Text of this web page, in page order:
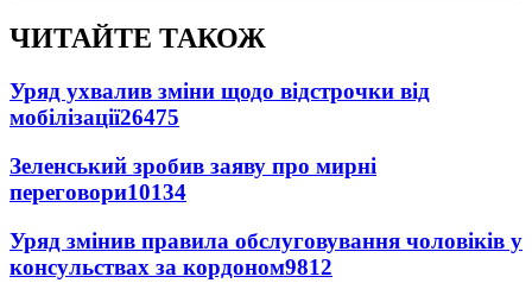
ЧИТАЙТЕ ТАКОЖ
Уряд ухвалив зміни щодо відстрочки від
мобілізації26475
Зеленський зробив заяву про мирні
переговори10134
Уряд змінив правила обслуговування чоловіків у
консульствах за кордоном9812